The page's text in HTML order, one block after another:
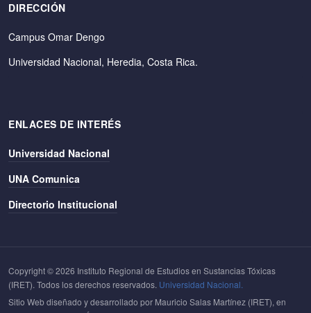
DIRECCIÓN
Campus Omar Dengo
Universidad Nacional, Heredia, Costa Rica.
ENLACES DE INTERÉS
Universidad Nacional
UNA Comunica
Directorio Institucional
Copyright © 2026 Instituto Regional de Estudios en Sustancias Tóxicas
(IRET). Todos los derechos reservados. Universidad Nacional.
Sitio Web diseñado y desarrollado por Mauricio Salas Martínez (IRET), en